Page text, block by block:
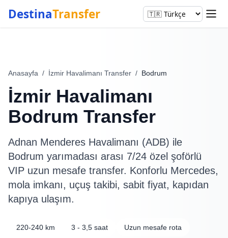
DestinaTransfer
Anasayfa / İzmir Havalimanı Transfer / Bodrum
İzmir Havalimanı
Bodrum Transfer
Adnan Menderes Havalimanı (ADB) ile
Bodrum yarımadası arası 7/24 özel şoförlü
VIP uzun mesafe transfer. Konforlu Mercedes,
mola imkanı, uçuş takibi, sabit fiyat, kapıdan
kapıya ulaşım.
220-240 km 3 - 3,5 saat Uzun mesafe rota